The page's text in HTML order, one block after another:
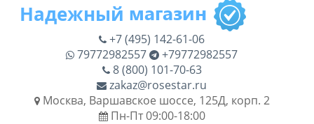
+7 (495) 142-61-06
79772982557
+79772982557
8 (800) 101-70-63
zakaz@rosestar.ru
Москва, Варшавское шоссе, 125Д, корп. 2
Пн-Пт 09:00-18:00